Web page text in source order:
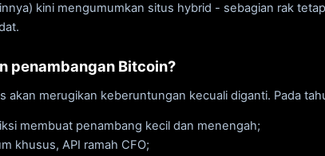
kini mengumumkan situs hybrid - sebagian rak
penambangan Bitcoin?
akan merugikan keberuntungan kecuali diganti. Pada
membuat penambang kecil dan menengah;
khusus, API ramah CFO;